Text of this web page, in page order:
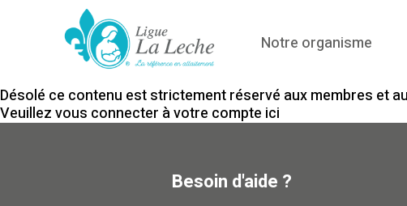
Notre organisme
Désolé ce contenu est strictement réservé aux membres et
Veuillez vous connecter à votre compte ici
Besoin d'aide ?